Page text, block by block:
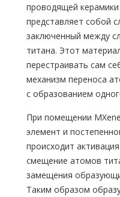
проводящей
представляет собой
заключенный между
титана. Этот
перестраивать сам
механизм переноса
с образованием
При помещении
элемент и
происходит
смещение атомов
замещения
Таким образом